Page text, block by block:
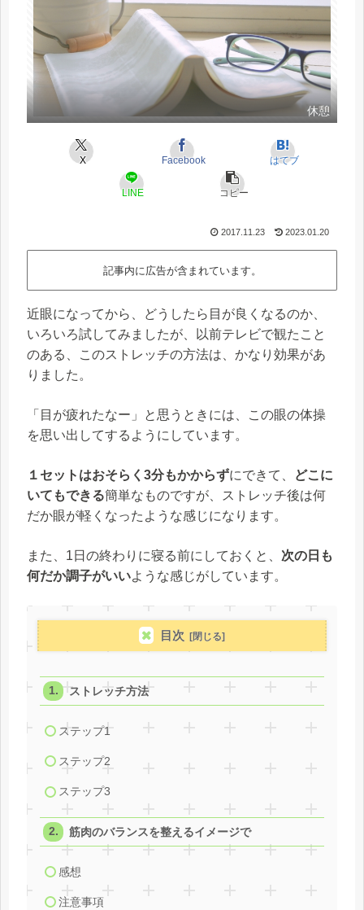
休憩
X Facebook はてブ
LINE コピー
2017.11.23 2023.01.20
記事内に広告が含まれています。
近眼になってから、どうしたら目が良くなるのか、
いろいろ試してみましたが、以前テレビで観たこと
のある、このストレッチの方法は、かなり効果があ
りました。
「目が疲れたなー」と思うときには、この眼の体操
を思い出してするようにしています。
１セットはおそらく3分もかからずにできて、
どこに
いてもできる簡単なものですが、ストレッチ後は何
だか眼が軽くなったような感じになります。
また、1日の終わりに寝る前にしておくと、 次の日も
何だか調子がいいような感じがしています。
目次
ストレッチ方法
ステップ1
ステップ2
ステップ3
筋肉のバランスを整えるイメージで
感想
注意事項